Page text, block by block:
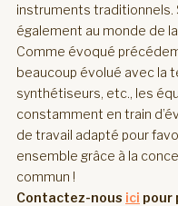
instruments traditionnels.
également au monde de
Comme évoqué
beaucoup évolué avec la
synthétiseurs, etc., les
constamment en train
de travail adapté pour
ensemble grâce à la
commun !
Contactez-nous ici pour